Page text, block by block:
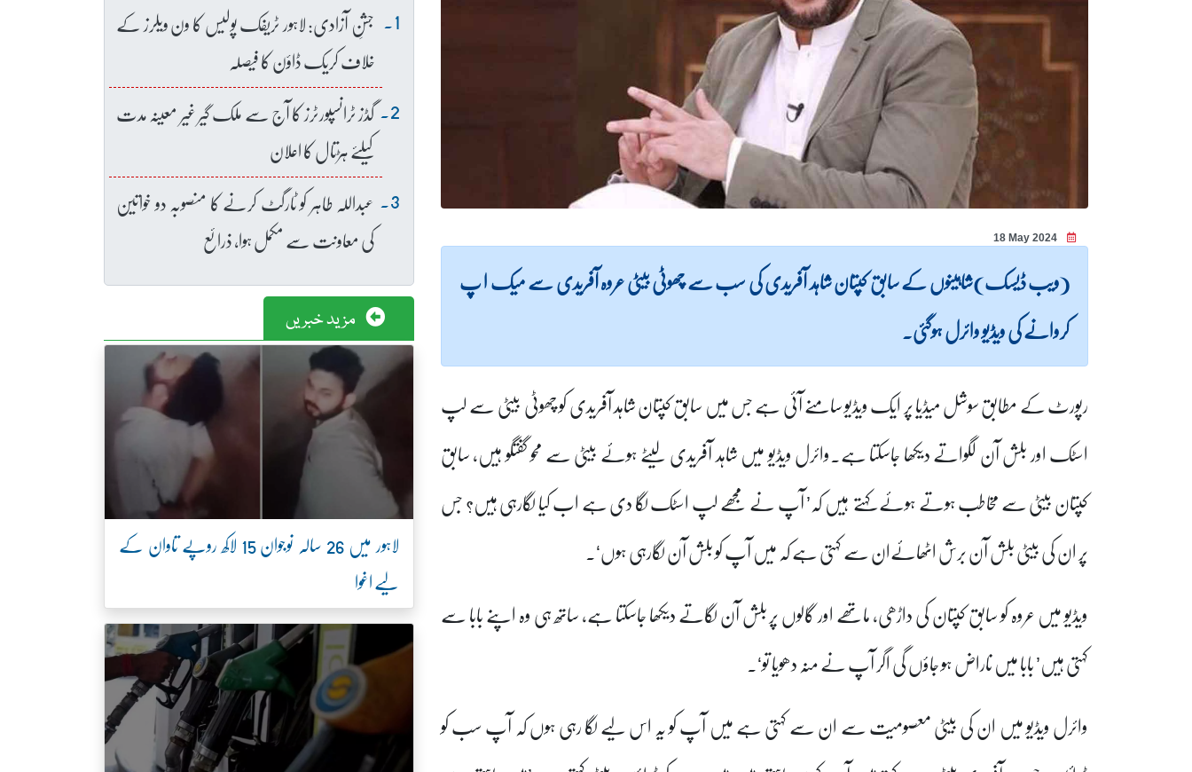
18 May 2024
(ویب ڈیسک)شاہینوں کے سابق کپتان شاہد آفریدی کی سب سے چھوٹی بیٹی عروہ آفریدی سے میک ا پ
کروانے کی ویڈیو وائرل ہوگئی۔
رپورٹ کے مطابق سوشل میڈیا پر ایک ویڈیو سامنے آئی ہے جس میں سابق کپتان شاہد آفریدی کو چھوٹی بیٹی سے لپ
اسٹک اور بلش آن لگواتے دیکھا جاسکتا ہے۔وائرل ویڈیو میں شاہد آفریدی لیٹے ہوئے بیٹی سے محو گفتگو ہیں، سابق
کپتان بیٹی سے مخاطب ہوتے ہوئے کہتے ہیں کہ’ آپ نے مجھے لپ اسٹک لگا دی ہے اب کیا لگارہی ہیں؟ جس
پر ان کی بیٹی بلش آن برش اٹھائےان سے کہتی ہے کہ میں آپ کو بلش آن لگارہی ہوں‘۔
ویڈیو میں عروہ کو سابق کپتان کی داڑھی، ماتھے اور گالوں پر بلش آن لگاتے دیکھا جاسکتا ہے، ساتھ ہی وہ اپنے بابا سے
کہتی ہیں’ بابا میں ناراض ہو جاؤں گی اگر آپ نے منہ دھویا تو‘۔
وائرل ویڈیو میں ان کی بیٹی معصومیت سے ان سے کہتی ہے میں آپ کو یہ اس لیے لگا رہی ہوں کہ آپ سب کو
جشنِ آزادی: لاہور ٹریفک پولیس کا ون ویلرز کے
خلاف کریک ڈاؤن کا فیصلہ
گڈز ٹرانسپورٹرز کا آج سے ملک گیر غیر معینہ مدت
کیلئے ہڑتال کا اعلان
عبداللہ طاہر کو ٹارگٹ کرنے کا منصوبہ دو خواتین
کی معاونت سے مکمل ہوا، ذرائع
مزید خبریں
لاہور میں 26 سالہ نوجوان 15 لاکھ روپے تاوان کے
لیے اغوا